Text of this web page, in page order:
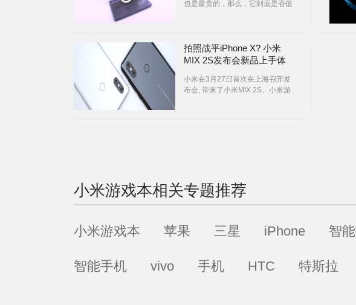
也是最贵的，那么，它到底是否值
拍照战平iPhone X? 小米
MIX 2S发布会新品上手体
小米在3月27日首次在上海召开发
布会, 带来了小米MIX 2S、小米游
小米游戏本相关专题推荐
小米游戏本 苹果 三星 iPhone 智
智能手机 vivo 手机 HTC 特斯拉